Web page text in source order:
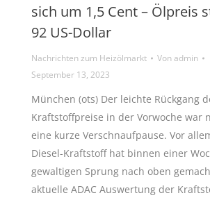
sich um 1,5 Cent – Ölpreis
92 US-Dollar
Nachrichten zum Heizölmarkt Vonadmin
September 13, 2023
München (ots) Der leichte Rückgang
Kraftstoffpreise in der Vorwoche war
eine kurze Verschnaufpause. Vor
Diesel-Kraftstoff hat binnen einer
gewaltigen Sprung nach oben
aktuelle ADAC Auswertung der